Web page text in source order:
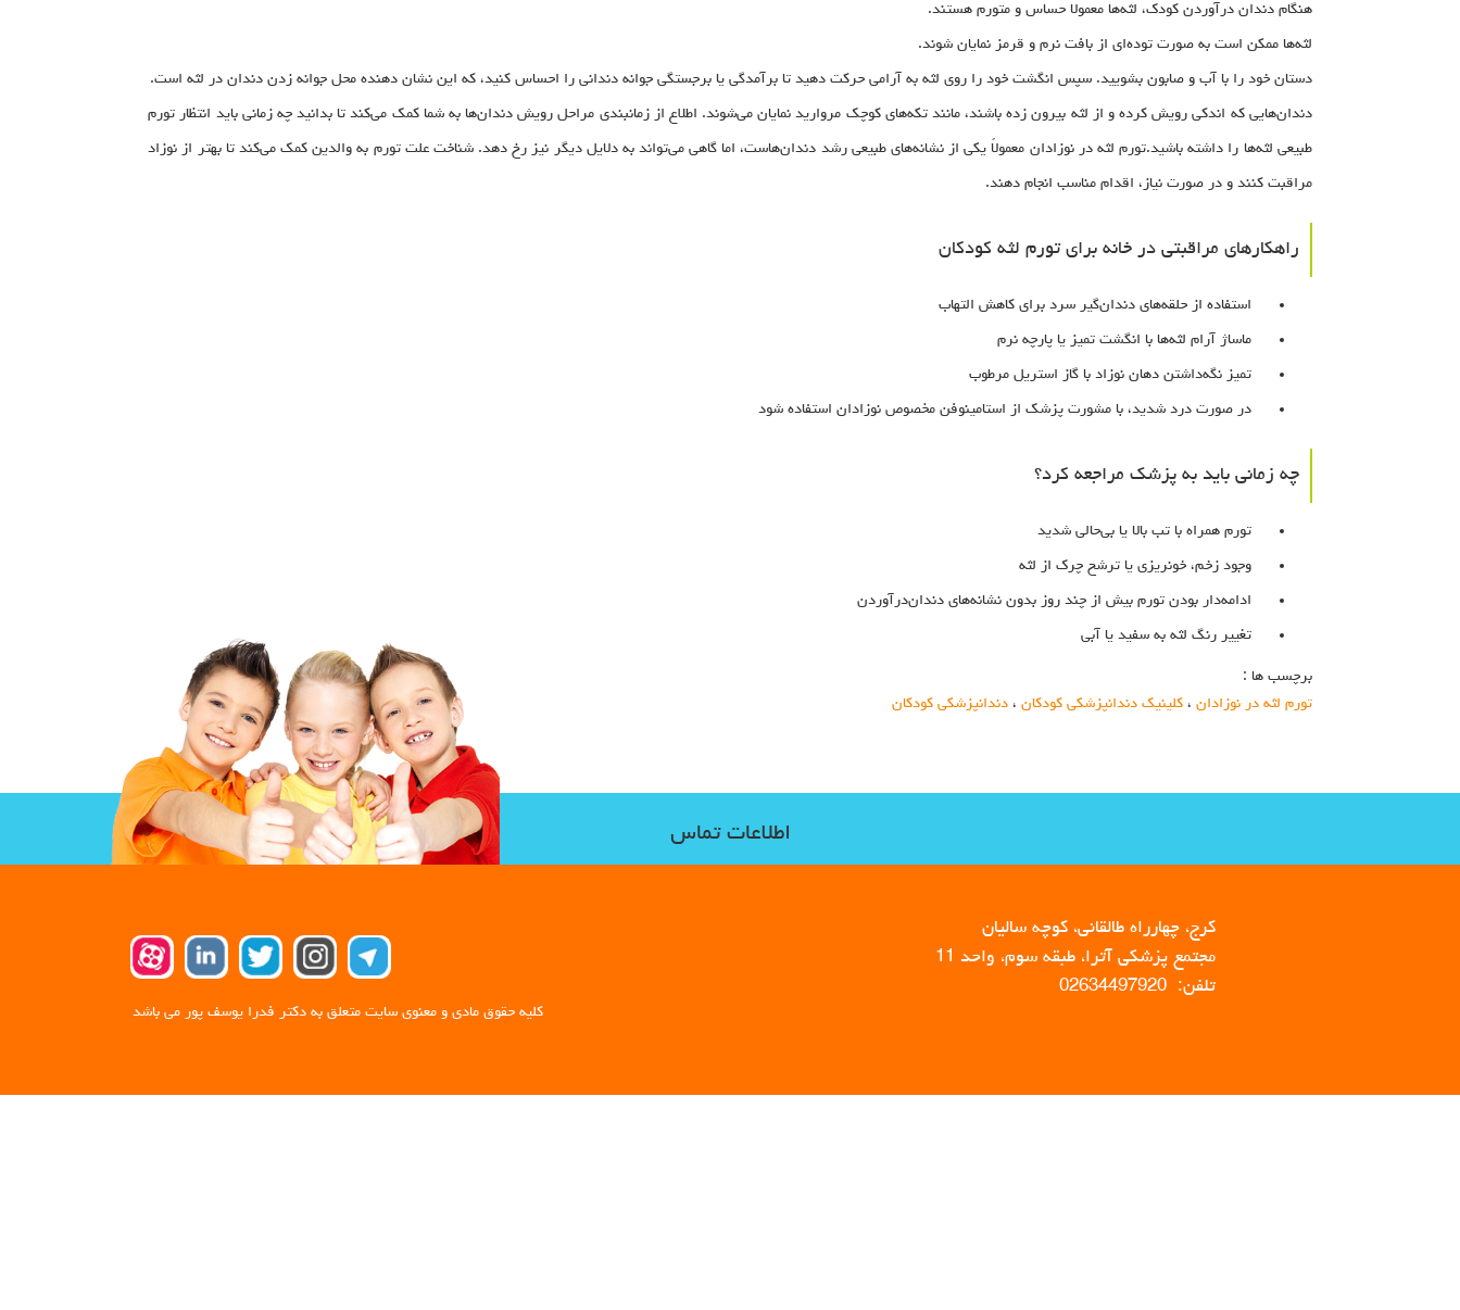
هنگام دندان درآوردن کودک، لثه‌ها معمولا حساس و متورم هستند.
لثه‌ها ممکن است به صورت توده‌ای از بافت نرم و قرمز نمایان شوند.
دستان خود را با آب و صابون بشویید. سپس انگشت خود را روی لثه به آرامی حرکت دهید تا برآمدگی یا برجستگی جوانه دندانی را احساس کنید، که این نشان دهنده محل جوانه زدن دندان در لثه است.
دندان‌هایی که اندکی رویش کرده و از لثه بیرون زده باشند، مانند تکه‌های کوچک مروارید نمایان می‌شوند. اطلاع از زمانبندی مراحل رویش دندان‌ها به شما کمک می‌کند تا بدانید چه زمانی باید انتظار تورم
طبیعی لثه‌ها را داشته باشید.تورم لثه در نوزادان معمولاً یکی از نشانه‌های طبیعی رشد دندان‌هاست، اما گاهی می‌تواند به دلایل دیگر نیز رخ دهد. شناخت علت تورم به والدین کمک می‌کند تا بهتر از نوزاد
مراقبت کنند و در صورت نیاز، اقدام مناسب انجام دهند.
راهکارهای مراقبتی در خانه برای تورم لثه کودکان
استفاده از حلقه‌های دندان‌گیر سرد برای کاهش التهاب
ماساژ آرام لثه‌ها با انگشت تمیز یا پارچه نرم
تمیز نگه‌داشتن دهان نوزاد با گاز استریل مرطوب
در صورت درد شدید، با مشورت پزشک از استامینوفن مخصوص نوزادان استفاده شود
چه زمانی باید به پزشک مراجعه کرد؟
تورم همراه با تب بالا یا بی‌حالی شدید
وجود زخم، خونریزی یا ترشح چرک از لثه
ادامه‌دار بودن تورم بیش از چند روز بدون نشانه‌های دندان‌درآوردن
تغییر رنگ لثه به سفید یا آبی
برچسب ها :
تورم لثه در نوزادان ،کلینیک دندانپزشکی کودکان ،دندانپزشکی کودکان
اطلاعات تماس
کرج، چهارراه طالقانی، کوچه سالیان
مجتمع پزشکی آترا، طبقه سوم، واحد 11
تلفن: 02634497920
کلیه حقوق مادی و معنوی سایت متعلق به دکتر فدرا یوسف پور می باشد